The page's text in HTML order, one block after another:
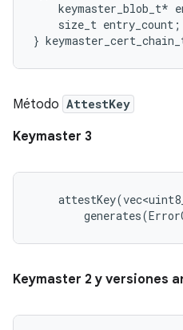
keymaster_blob_t*
    size_t entry_count;
Método AttestKey
Keymaster 3
Keymaster 2 y versiones